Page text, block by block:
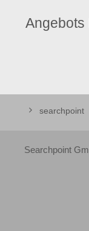
Angebots
searchpoint
Searchpoint